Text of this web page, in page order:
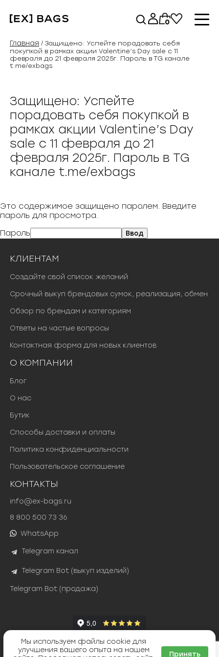
содержимому
0
Главная / Защищено: Успейте порадовать себя
покупкой в рамках акции Valentine’s Day sale c 11
февраля до 21 февраля 2025г. Пароль в TG канале
t.me/exbags
Защищено: Успейте
порадовать себя покупкой в
рамках акции Valentine’s Day
sale c 11 февраля до 21
февраля 2025г. Пароль в TG
канале t.me/exbags
Это содержимое защищено паролем. Введите
пароль для просмотра.
Пароль
КЛИЕНТАМ
Создайте свой список желаний
Срочный выкуп брендовых сумок, реализация, обмен
Обзор по брендам и категориям
Ответы на частые вопросы
Контактная форма для новых клиентов
О КОМПАНИИ
Блог
О нас
Бутик
Способы доставки и оплаты
Политика конфиденциальности
Пользовательское соглашение
КОНТАКТЫ
info@ex-bags.ru
8 800 500 73 36
WhatsApp
Telegram канал
Telegram Bot (выкуп изделий)
Telegram Bot (продажа)
Яндекс Сплит
ТИНЬКОФФ РАССРОЧКА
Мы используем файлы cookie для
улучшения вашего опыта на нашем
Принять